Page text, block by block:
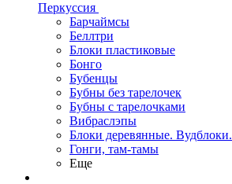
Перкуссия
Барчаймсы
Беллтри
Блоки пластиковые
Бонго
Бубенцы
Бубны без тарелочек
Бубны с тарелочками
Вибраслэпы
Блоки деревянные. Вудблоки.
Гонги, там-тамы
Еще